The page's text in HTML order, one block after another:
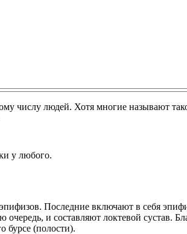
числу людей. Хотя многие называют
у любого.
Последние включают в себя
и составляют локтевой сустав.
бурсе (полости).